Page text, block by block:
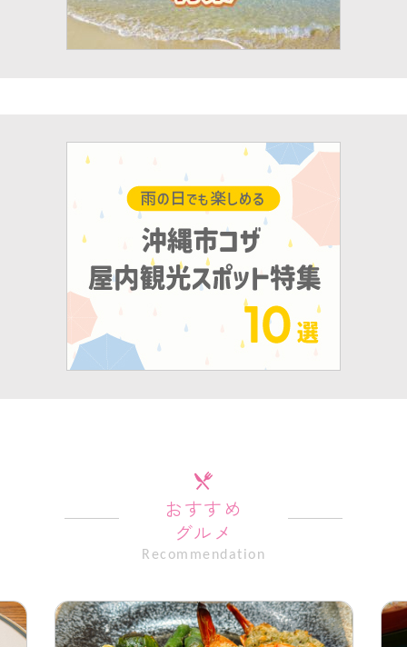
おすすめ
グルメ
Recommendation